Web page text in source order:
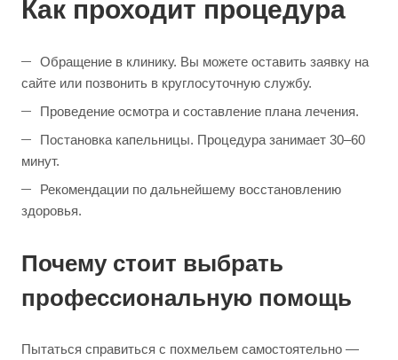
Как проходит процедура
Обращение в клинику. Вы можете оставить заявку на
сайте или позвонить в круглосуточную службу.
Проведение осмотра и составление плана лечения.
Постановка капельницы. Процедура занимает 30–60
минут.
Рекомендации по дальнейшему восстановлению
здоровья.
Почему стоит выбрать
профессиональную помощь
Пытаться справиться с похмельем самостоятельно —